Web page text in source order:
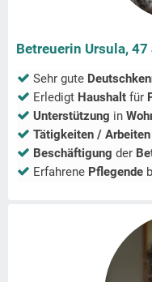
Betreuerin Ursula,
Sehr gute
Erledigt Haushalt für
Unterstützung in
Tätigkeiten / Arbeiten
Beschäftigung der
Erfahrene Pflegende